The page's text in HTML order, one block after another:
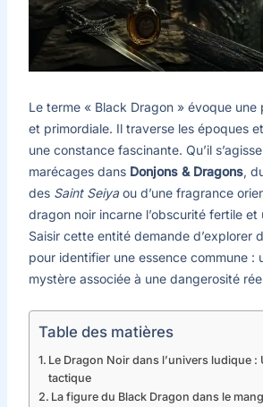
Le terme « Black Dragon » évoque une
et primordiale. Il traverse les époques
une constance fascinante. Qu’il
marécages dans Donjons & Dragons,
des Saint Seiyaou d’une fragrance
dragon noir incarne l’obscurité fertile
Saisir cette entité demande d’explorer
pour identifier une essence commune :
mystère associée à une dangerosité
Table des matières
Le Dragon Noir dans l’univers ludique :
tactique
La figure du Black Dragon dans le